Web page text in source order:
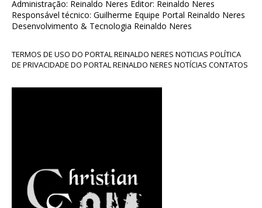
Administração: Reinaldo Neres Editor: Reinaldo Neres
Responsável técnico: Guilherme Equipe Portal Reinaldo Neres
Desenvolvimento & Tecnologia Reinaldo Neres
TERMOS DE USO DO PORTAL REINALDO NERES NOTICIAS POLÍTICA
DE PRIVACIDADE DO PORTAL REINALDO NERES NOTÍCIAS CONTATOS